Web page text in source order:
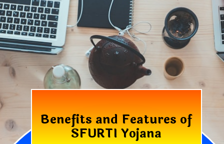
Benefits and Features of
SFURTI Yojana